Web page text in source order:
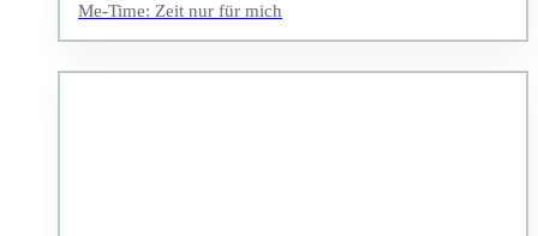
Me-Time: Zeit nur für mich